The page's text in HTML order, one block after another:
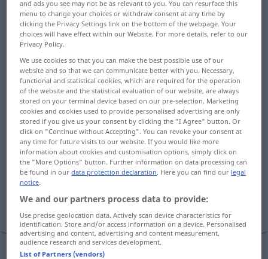
Overview of all translations
(For more details, click/tap on the translation)
Künstlerin, Musikerin, Sängerin, Tänzerin,
Schauspielerin
Gelehrter Mechanikerin
bildender Künstler, Künstlerin
Künstlerin, Könner, geschickte Arbeiter
Artistin Ränkeschmiedin, Intrigant
and ads you see may not be as relevant to you. You can resurface this
menu to change your choices or withdraw consent at any time by
clicking the Privacy Settings link on the bottom of the webpage. Your
choices will have effect within our Website. For more details, refer to our
Privacy Policy.
We use cookies so that you can make the best possible use of our
website and so that we can communicate better with you. Necessary,
functional and statistical cookies, which are required for the operation
of the website and the statistical evaluation of our website, are always
stored on your terminal device based on our pre-selection. Marketing
cookies and cookies used to provide personalised advertising are only
stored if you give us your consent by clicking the "I Agree" button. Or
click on "Continue without Accepting". You can revoke your consent at
any time for future visits to our website. If you would like more
information about cookies and customisation options, simply click on
the "More Options" button. Further information on data processing can
be found in ourdata protection declaration. Here you can find our legal
notice.
We and our partners process data to provide:
Use precise geolocation data. Actively scan device characteristics for
identification. Store and/or access information on a device. Personalised
advertising and content, advertising and content measurement,
audience research and services development.
List of Partners (vendors)